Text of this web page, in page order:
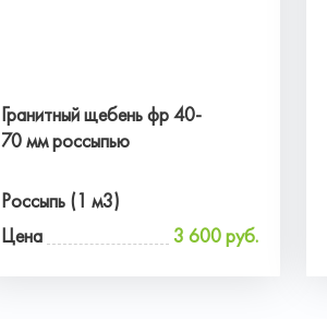
Гранитный щебень фр 40-
70 мм россыпью
Россыпь (1 м3)
Цена
3 600 руб.